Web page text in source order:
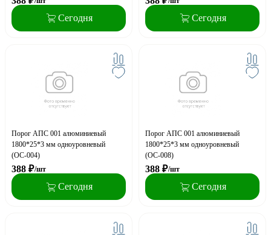
Сегодня Сегодня
Порог АПС 001 алюминиевый
1800*25*3 мм одноуровневый
(ОС-004)
388 ₽/шт
Сегодня
Порог АПС 001 алюминиевый
1800*25*3 мм одноуровневый
(ОС-008)
388 ₽/шт
Сегодня